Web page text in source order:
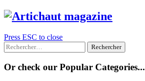
Press ESC to close
Rechercher :
Or check our Popular Categories...